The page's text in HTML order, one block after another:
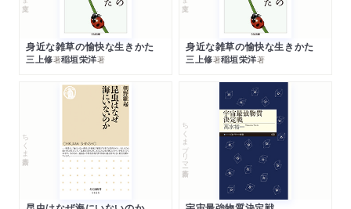
身近な雑草の愉快な生きかた
三上修著稲垣栄洋著
身近な雑草の愉快な生きかた
三上修著稲垣栄洋著
ちくま新書 ちくまプリマー新書